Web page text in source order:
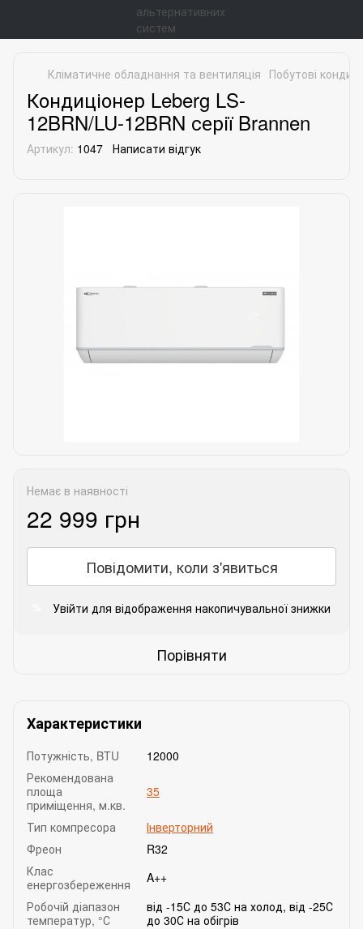
Кліматичне обладнання та вентиляція Побутові
Кондиціонер Leberg LS-
12BRN/LU-12BRN серії Brannen
Артикул: 1047 Написати відгук
Немає в наявності
22 999 грн
Повідомити, коли з'явиться
Увійти для відображення накопичувальної знижки
Порівняти
Характеристики
Потужність, BTU
12000
Рекомендована
площа
приміщення, м.кв.
35
Тип компресора
Інверторний
Фреон
R32
Клас
енергозбереження
A++
Робочій діапазон
температур, °С
від -15С до 53С на холод, від -25С
до 30С на обігрів